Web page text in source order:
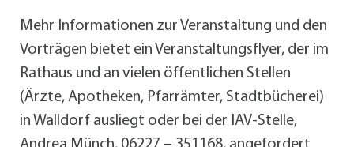
Mehr Informationen zur Veranstaltung und den
Vorträgen bietet ein Veranstaltungsflyer, der im
Rathaus und an vielen öffentlichen Stellen
(Ärzte, Apotheken, Pfarrämter, Stadtbücherei)
in Walldorf ausliegt oder bei der IAV-Stelle,